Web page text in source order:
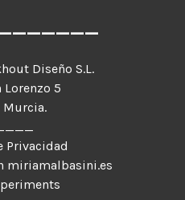
Diseño S.L.
Lorenzo 5
Murcia.
Privacidad
miriamalbasini.es